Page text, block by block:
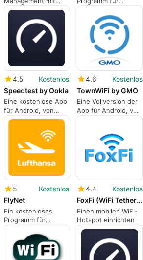
WiFi Explorer
Android, von Tech
life 256.
4.5
Kostenlos
Speedtest by Ookla
Eine kostenlose App
für Android, von
Ookla.
4.6
Kostenlos
TownWiFi by GMO
Eine Vollversion der
App für Android, von
Town WiFi.
5
Kostenlos
FlyNet
Ein kostenloses
Programm für
Android, von der
Deutschen
Lufthansa AG.
4.4
Kostenlos
FoxFi (WiFi Tether w/o Root)
Einen mobilen WiFi-
Hotspot einrichten